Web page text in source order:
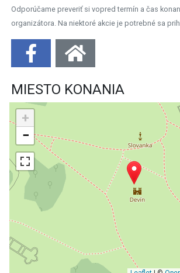
Odporúčame preveriť si vopred termín a čas
organizátora. Na niektoré akcie je potrebné sa
MIESTO KONANIA
+
−